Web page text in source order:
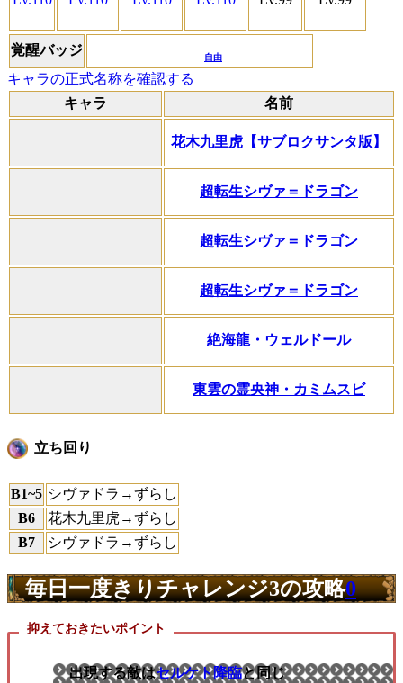
覚醒バッジ 自由
キャラの正式名称を確認する
キャラ
名前
花木九里虎【サブロクサンタ版】
超転生シヴァ＝ドラゴン
超転生シヴァ＝ドラゴン
超転生シヴァ＝ドラゴン
絶海龍・ウェルドール
東雲の霊央神・カミムスビ
立ち回り
B1~5 シヴァドラ→ずらし
B6
花木九里虎→ずらし
B7
シヴァドラ→ずらし
毎日一度きりチャレンジ3の攻略0
抑えておきたいポイント
出現する敵はセルケト降臨と同じ